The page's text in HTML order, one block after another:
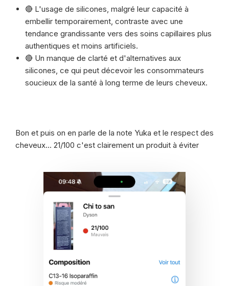
🔴 L'usage de silicones, malgré leur capacité à
embellir temporairement, contraste avec une
tendance grandissante vers des soins capillaires plus
authentiques et moins artificiels.
🔴 Un manque de clarté et d'alternatives aux
silicones, ce qui peut décevoir les consommateurs
soucieux de la santé à long terme de leurs cheveux.
Bon et puis on en parle de la note Yuka et le respect des
cheveux... 21/100 c'est clairement un produit à éviter